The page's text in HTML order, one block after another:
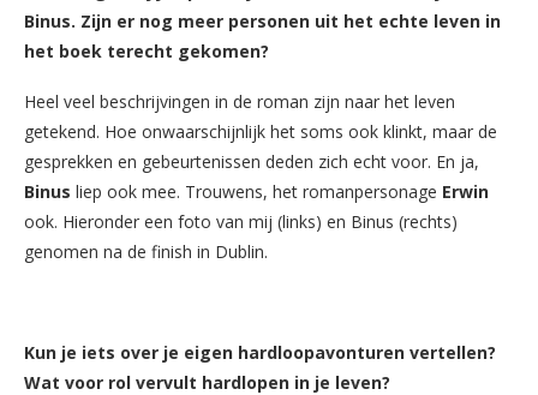
Binus. Zijn er nog meer personen uit het echte leven in
het boek terecht gekomen?
Heel veel beschrijvingen in de roman zijn naar het leven
getekend. Hoe onwaarschijnlijk het soms ook klinkt, maar de
gesprekken en gebeurtenissen deden zich echt voor. En ja,
Binus liep ook mee. Trouwens, het romanpersonage Erwin
ook. Hieronder een foto van mij (links) en Binus (rechts)
genomen na de finish in Dublin.
Kun je iets over je eigen hardloopavonturen vertellen?
Wat voor rol vervult hardlopen in je leven?